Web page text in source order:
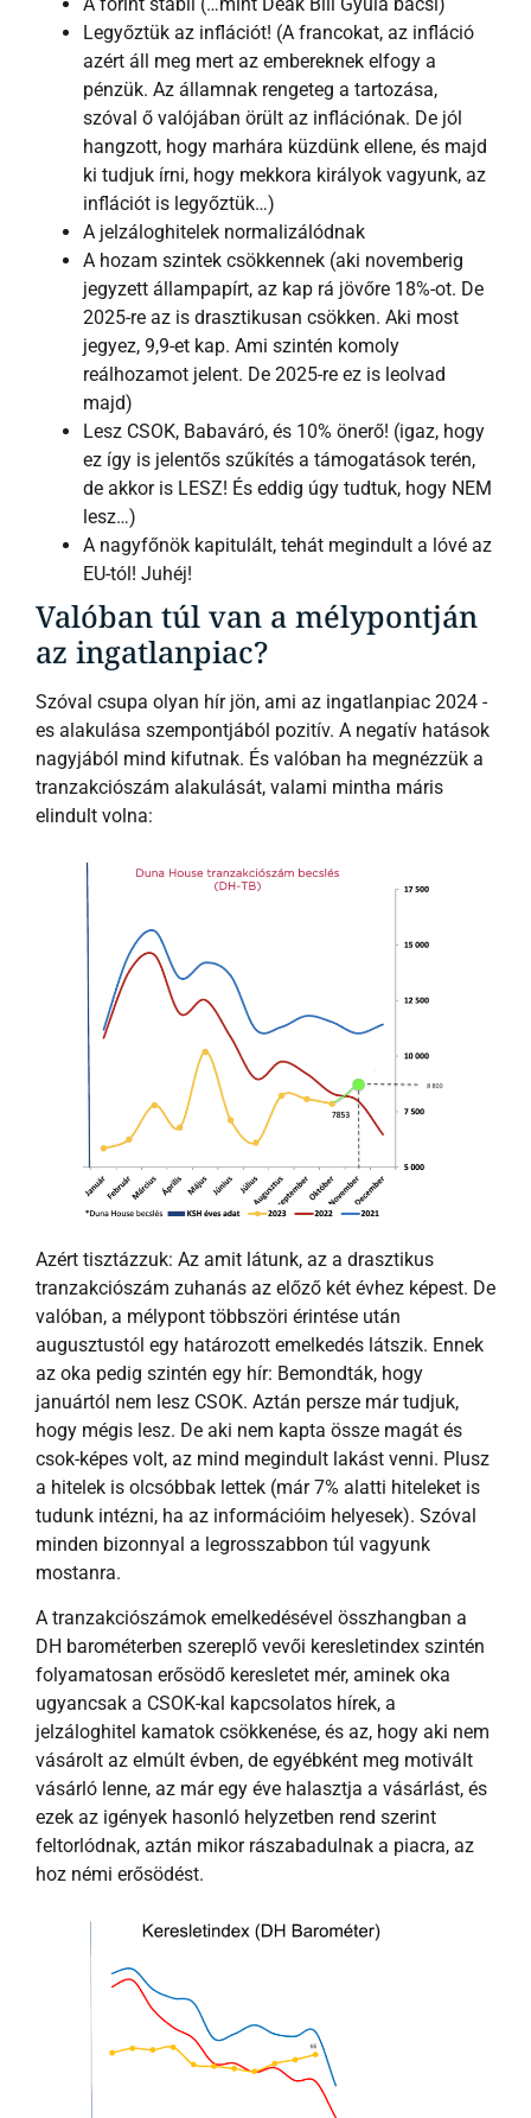
Legyőztük az inflációt! (A francokat, az infláció
azért áll meg mert az embereknek elfogy a
pénzük. Az államnak rengeteg a tartozása,
szóval ő valójában örült az inflációnak. De jól
hangzott, hogy marhára küzdünk ellene, és majd
ki tudjuk írni, hogy mekkora királyok vagyunk, az
inflációt is legyőztük…)
A jelzáloghitelek normalizálódnak
A hozam szintek csökkennek (aki novemberig
jegyzett állampapírt, az kap rá jövőre 18%-ot. De
2025-re az is drasztikusan csökken. Aki most
jegyez, 9,9-et kap. Ami szintén komoly
reálhozamot jelent. De 2025-re ez is leolvad
majd)
Lesz CSOK, Babaváró, és 10% önerő! (igaz, hogy
ez így is jelentős szűkítés a támogatások terén,
de akkor is LESZ! És eddig úgy tudtuk, hogy NEM
lesz…)
A nagyfőnök kapitulált, tehát megindult a lóvé az
EU-tól! Juhéj!
Valóban túl van a mélypontján
az ingatlanpiac?
Szóval csupa olyan hír jön, ami az ingatlanpiac 2024 -
es alakulása szempontjából pozitív. A negatív hatások
nagyjából mind kifutnak. És valóban ha megnézzük a
tranzakciószám alakulását, valami mintha máris
elindult volna:
Azért tisztázzuk: Az amit látunk, az a drasztikus
tranzakciószám zuhanás az előző két évhez képest. De
valóban, a mélypont többszöri érintése után
augusztustól egy határozott emelkedés látszik. Ennek
az oka pedig szintén egy hír: Bemondták, hogy
januártól nem lesz CSOK. Aztán persze már tudjuk,
hogy mégis lesz. De aki nem kapta össze magát és
csok-képes volt, az mind megindult lakást venni. Plusz
a hitelek is olcsóbbak lettek (már 7% alatti hiteleket is
tudunk intézni, ha az információim helyesek). Szóval
minden bizonnyal a legrosszabbon túl vagyunk
mostanra.
A tranzakciószámok emelkedésével összhangban a
DH barométerben szereplő vevői keresletindex szintén
folyamatosan erősödő keresletet mér, aminek oka
ugyancsak a CSOK-kal kapcsolatos hírek, a
jelzáloghitel kamatok csökkenése, és az, hogy aki nem
vásárolt az elmúlt évben, de egyébként meg motivált
vásárló lenne, az már egy éve halasztja a vásárlást, és
ezek az igények hasonló helyzetben rend szerint
feltorlódnak, aztán mikor rászabadulnak a piacra, az
hoz némi erősödést.